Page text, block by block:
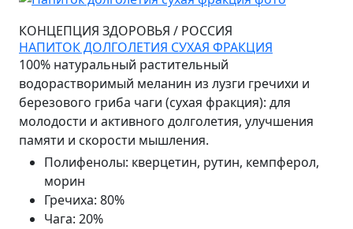
КОНЦЕПЦИЯ ЗДОРОВЬЯ / РОССИЯ
НАПИТОК ДОЛГОЛЕТИЯ СУХАЯ ФРАКЦИЯ
100% натуральный растительный
водорастворимый меланин из лузги гречихи и
березового гриба чаги (сухая фракция): для
молодости и активного долголетия, улучшения
памяти и скорости мышления.
Полифенолы: кверцетин, рутин, кемпферол,
морин
Гречиха: 80%
Чага: 20%